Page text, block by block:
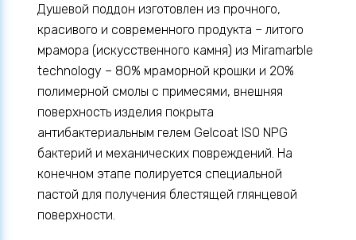
Душевой поддон изготовлен из прочного,
красивого и современного продукта – литого
мрамора (искусственного камня) из Miramarble
technology – 80% мраморной крошки и 20%
полимерной смолы с примесями, внешняя
поверхность изделия покрыта
антибактериальным гелем Gelcoat ISO NPG
бактерий и механических повреждений. На
конечном этапе полируется специальной
пастой для получения блестящей глянцевой
поверхности.